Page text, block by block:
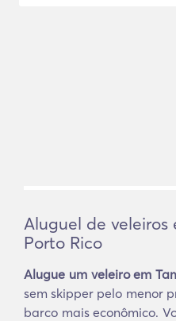
Aluguel de veleiros
Porto Rico
Alugue um veleiro em
sem skipper pelo menor
barco mais econômico.